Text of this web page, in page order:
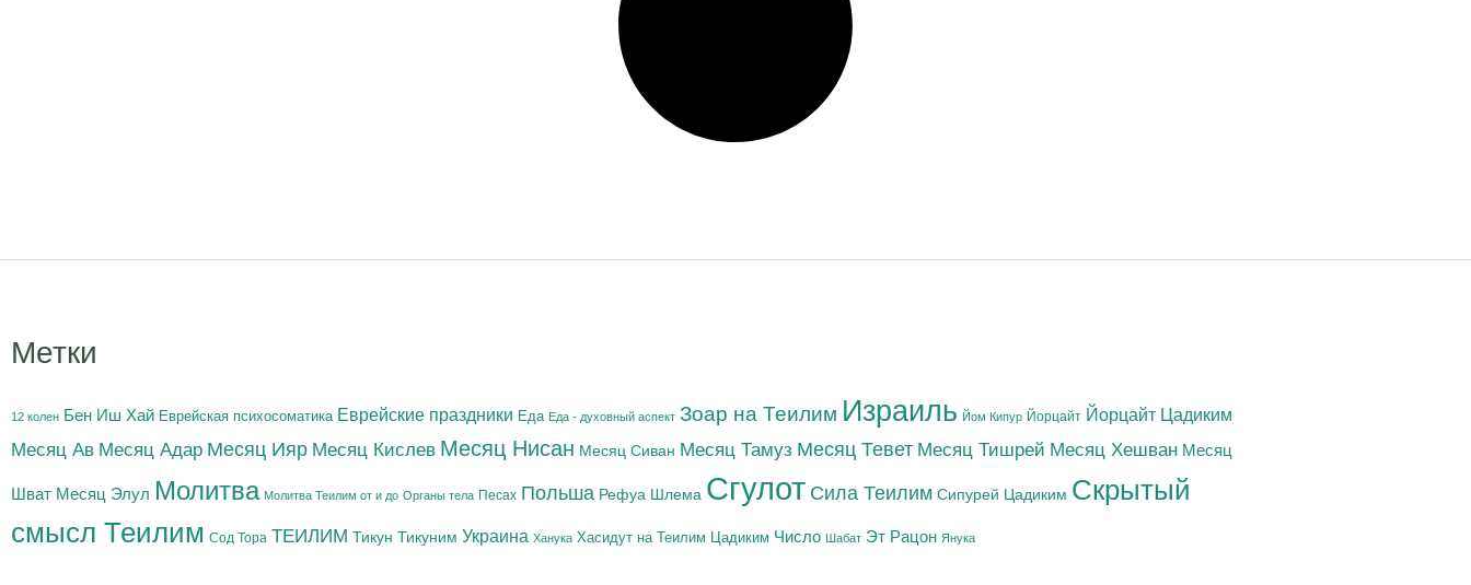
Метки
12 колен Бен Иш Хай Еврейская психосоматика Еврейские праздники Еда Еда - духовный аспект Зоар на Теилим Израиль Йом Кипур Йорцайт Йорцайт Цадиким
Месяц Ав Месяц Адар Месяц Ияр Месяц Кислев Месяц Нисан Месяц Сиван Месяц Тамуз Месяц Тевет Месяц Тишрей Месяц Хешван Месяц
Шват Месяц Элул Молитва Молитва Теилим от и до Органы тела Песах Польша Рефуа Шлема Сгулот Сила Теилим Сипурей Цадиким Скрытый
смысл Теилим Сод Тора ТЕИЛИМ Тикун Тикуним Украина Ханука Хасидут на Теилим Цадиким Число Шабат Эт Рацон Янука